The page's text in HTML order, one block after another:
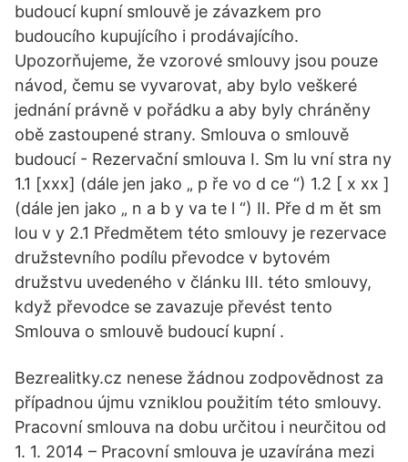
budoucí kupní smlouvě je závazkem pro
budoucího kupujícího i prodávajícího.
Upozorňujeme, že vzorové smlouvy jsou pouze
návod, čemu se vyvarovat, aby bylo veškeré
jednání právně v pořádku a aby byly chráněny
obě zastoupené strany. Smlouva o smlouvě
budoucí - Rezervační smlouva I. Sm lu vní stra ny
1.1 [xxx] (dále jen jako „ p ře vo d ce “) 1.2 [ x xx ]
(dále jen jako „ n a b y va te l “) II. Pře d m ět sm
lou v y 2.1 Předmětem této smlouvy je rezervace
družstevního podílu převodce v bytovém
družstvu uvedeného v článku III. této smlouvy,
když převodce se zavazuje převést tento
Smlouva o smlouvě budoucí kupní .
Bezrealitky.cz nenese žádnou zodpovědnost za
případnou újmu vzniklou použitím této smlouvy.
Pracovní smlouva na dobu určitou i neurčitou od
1. 1. 2014 – Pracovní smlouva je uzavírána mezi